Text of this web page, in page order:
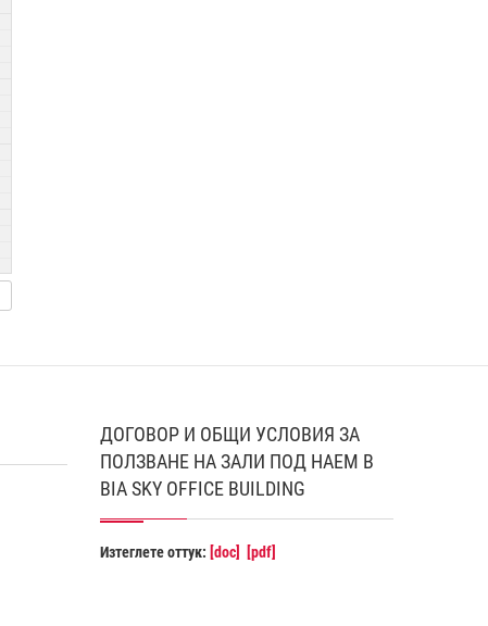
ДОГОВОР И ОБЩИ УСЛОВИЯ ЗА
ПОЛЗВАНЕ НА ЗАЛИ ПОД НАЕМ В
BIA SKY OFFICE BUILDING
Изтеглете оттук: [doc] [pdf]